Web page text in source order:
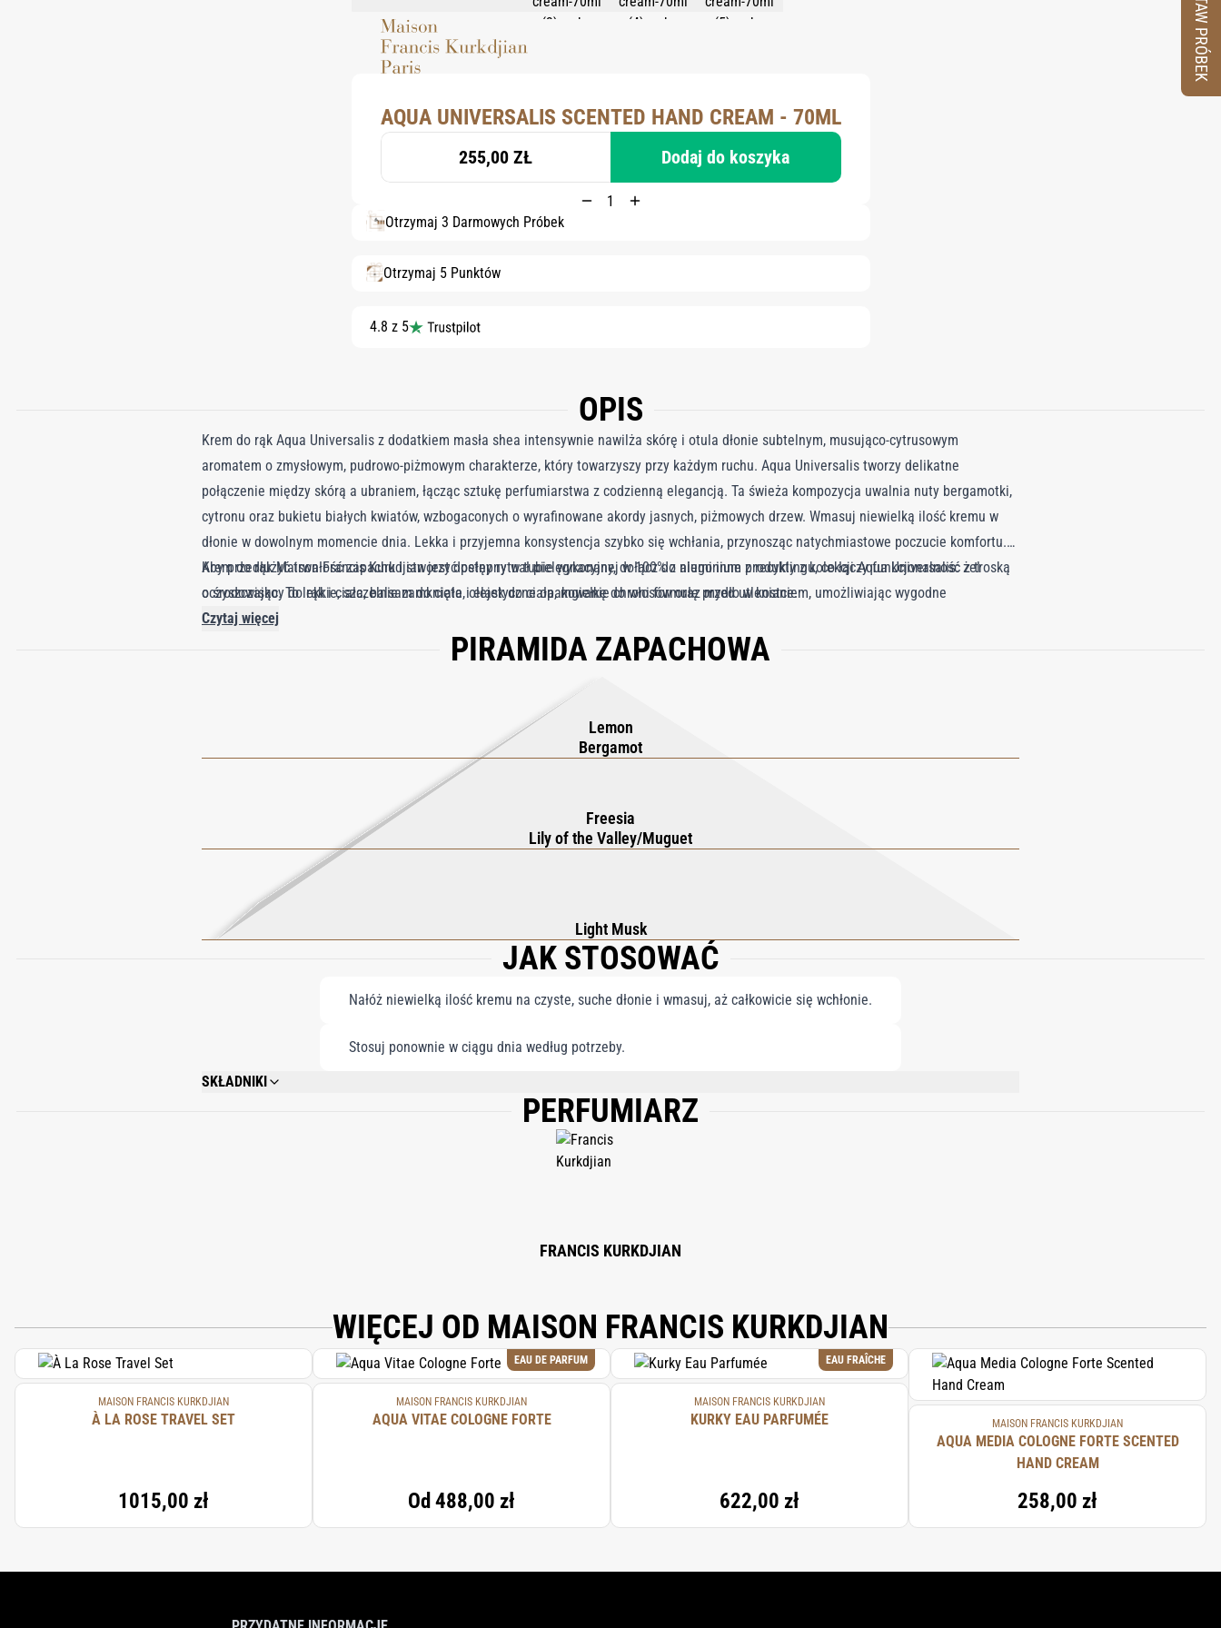
AQUA UNIVERSALIS SCENTED HAND CREAM - 70ML
255,00 ZŁ Dodaj do koszyka
Otrzymaj 3 Darmowych Próbek
Otrzymaj 5 Punktów
4.8 z 5
OPIS
Krem do rąk Aqua Universalis z dodatkiem masła shea intensywnie nawilża skórę i otula dłonie subtelnym, musująco-cytrusowym
aromatem o zmysłowym, pudrowo-piżmowym charakterze, który towarzyszy przy każdym ruchu. Aqua Universalis tworzy delikatne
połączenie między skórą a ubraniem, łącząc sztukę perfumiarstwa z codzienną elegancją. Ta świeża kompozycja uwalnia nuty bergamotki,
cytronu oraz bukietu białych kwiatów, wzbogaconych o wyrafinowane akordy jasnych, piżmowych drzew. Wmasuj niewielką ilość kremu w
dłonie w dowolnym momencie dnia. Lekka i przyjemna konsystencja szybko się wchłania, przynosząc natychmiastowe poczucie komfortu.
Krem do rąk Maison Francis Kurkdjian jest dostępny w tubie wykonanej w 100% z aluminium z recyklingu, co łączy funkcjonalność z troską
o środowisko. To lekkie, szczelnie zamknięte i elastyczne opakowanie chroni formułę przed utlenianiem, umożliwiając wygodne
użytkowanie aż do ostatniej aplikacji. Elegancko zaprojektowana zakrętka nawiązuje do kształtu korków perfum, ozdobiona monogramem
Aby przedłużyć trwałość zapachu i stworzyć pełny rytuał pielęgnacyjny, dołącz do niego inne produkty z kolekcji Aqua Universalis: żel
oczyszczający do rąk i ciała, balsam do ciała, olejek do ciała, mgiełkę do włosów oraz mydło w kostce.
Czytaj więcej
PIRAMIDA ZAPACHOWA
Lemon
Bergamot
Freesia
Lily of the Valley/Muguet
Light Musk
JAK STOSOWAĆ
Nałóż niewielką ilość kremu na czyste, suche dłonie i wmasuj, aż całkowicie się wchłonie.
Stosuj ponownie w ciągu dnia według potrzeby.
SKŁADNIKI
AQUA/WATER/EAU, BEHENYL ALCOHOL, GLYCERIN, BUTYROSPERMUM PARKII (SHEA) BUTTER, TRIETHYL CITRATE, ARACHIDYL ALCOHOL, SQUALANE, SODIUM
CITRATE, PARFUM/FRAGRANCE, SCLEROTIUM GUM, ARGANIA SPINOSA KERNEL OIL, ARACHIDYL GLUCOSIDE, CITRIC ACID, 1,2-HEXANEDIOL, CAPRYLYL GLYCOL,
TOCOPHERYL ACETATE, CHLORPHENESIN, SODIUM BENZOATE, XANTHAN GUM, LINALYL ACETATE, LIMONENE, LINALOOL, HYDROXYCITRONELLAL, GERANIOL,
PINENE, ALPHA-ISOMETHYL IONONE, CITRONELLOL, CITRAL, BETA-CARYOPHYLLENE, GERANYL ACETATE, JUNIPERUS VIRGINIANA OIL.
PERFUMIARZ
FRANCIS KURKDJIAN
WIĘCEJ OD MAISON FRANCIS KURKDJIAN
MAISON FRANCIS KURKDJIAN
À LA ROSE TRAVEL SET
1015,00 zł
EAU DE PARFUM
MAISON FRANCIS KURKDJIAN
AQUA VITAE COLOGNE FORTE
Od 488,00 zł
EAU FRAÎCHE
MAISON FRANCIS KURKDJIAN
KURKY EAU PARFUMÉE
622,00 zł
MAISON FRANCIS KURKDJIAN
AQUA MEDIA COLOGNE FORTE SCENTED
HAND CREAM
258,00 zł
ZESTAW PRÓBEK